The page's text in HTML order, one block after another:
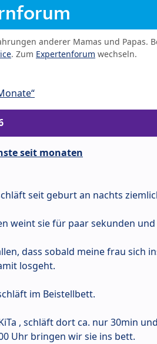
anderer Mamas und Papas.
. Zum Expertenforum wechseln.
seit monaten
seit geburt an nachts
weint sie für paar sekunden
dass sobald meine frau sich
losgeht.
im Beistellbett.
, schläft dort ca. nur 30min
Uhr bringen wir sie ins bett.